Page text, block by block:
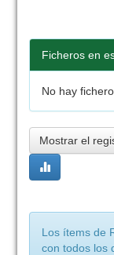
Ficheros en
No hay
Mostrar el
Los ítems de
con todos los